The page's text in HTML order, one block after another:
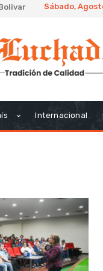
Sábado,
Internacional